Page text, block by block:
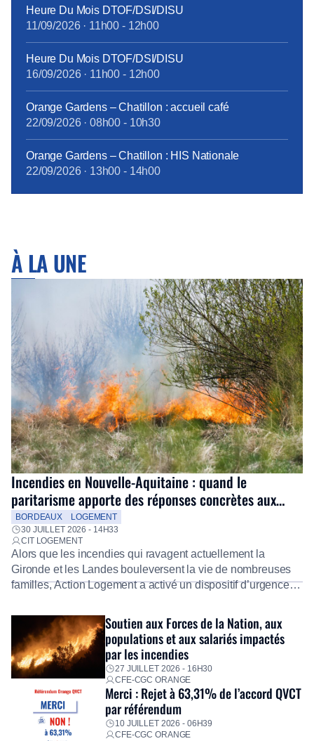
Heure Du Mois DTOF/DSI/DISU
11/09/2026· 11h00 - 12h00
Heure Du Mois DTOF/DSI/DISU
16/09/2026· 11h00 - 12h00
Orange Gardens – Chatillon : accueil café
22/09/2026· 08h00 - 10h30
Orange Gardens – Chatillon : HIS Nationale
22/09/2026· 13h00 - 14h00
À LA UNE
Incendies en Nouvelle-Aquitaine : quand le
paritarisme apporte des réponses concrètes aux
salariés
BORDEAUX
LOGEMENT
30 JUILLET 2026 - 14H33
CIT LOGEMENT
Alors que les incendies qui ravagent actuellement la
Gironde et les Landes bouleversent la vie de nombreuses
familles, Action Logement a activé un dispositif d’urgence
Fidèle à sa mission d’utilité sociale, le Groupe mobilise
immédiatement ses équipes afin de proposer un diagnostic
personnalisé, des aides financières pour faire face aux
premières dépenses, […]
Soutien aux Forces de la Nation, aux
populations et aux salariés impactés
par les incendies
27 JUILLET 2026 - 16H30
CFE-CGC ORANGE
Merci : Rejet à 63,31% de l’accord QVCT
par référendum
10 JUILLET 2026 - 06H39
CFE-CGC ORANGE